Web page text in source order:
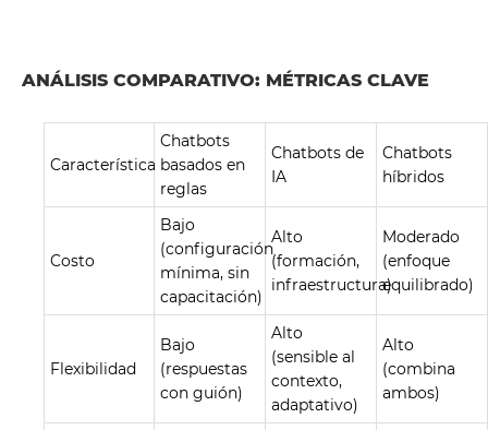
ANÁLISIS COMPARATIVO: MÉTRICAS CLAVE
Característica
Chatbots
basados ​​en
reglas
Chatbots de
IA
Chatbots
híbridos
Costo
Bajo
(configuración
mínima, sin
capacitación)
Alto
(formación,
infraestructura)
Moderado
(enfoque
equilibrado)
Flexibilidad
Bajo
(respuestas
con guión)
Alto
(sensible al
contexto,
adaptativo)
Alto
(combina
ambos)